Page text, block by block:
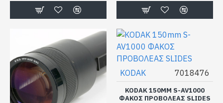
KODAK 7018476
KODAK 150MM S-AV1000
ΦΑΚΟΣ ΠΡΟΒΟΛΕΑΣ SLIDES